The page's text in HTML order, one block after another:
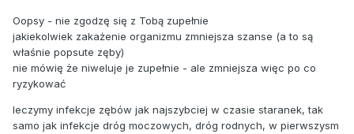
Oopsy - nie zgodzę się z Tobą zupełnie
jakiekolwiek zakażenie organizmu zmniejsza szanse (a to są
właśnie popsute zęby)
nie mówię że niweluje je zupełnie - ale zmniejsza więc po co
ryzykować
leczymy infekcje zębów jak najszybciej w czasie staranek, tak
samo jak infekcje dróg moczowych, dróg rodnych, w pierwszysm